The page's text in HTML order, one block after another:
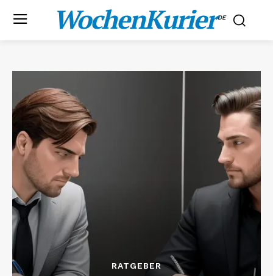
WochenKurier.DE
RATGEBER